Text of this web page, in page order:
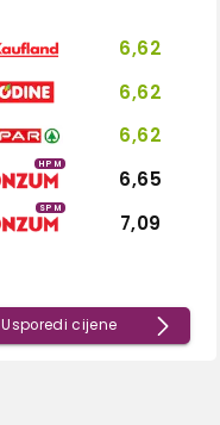
6,62
6,62
6,62
HPM
6,65
SPM
7,09
Usporedi cijene